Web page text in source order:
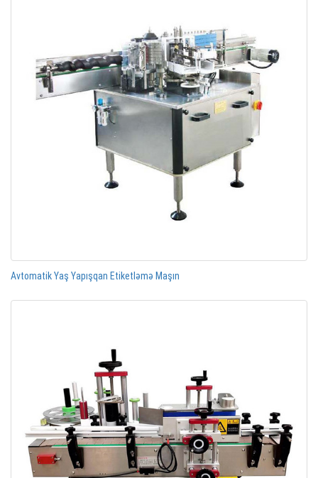
Avtomatik Yaş Yapışqan Etiketləmə Maşın